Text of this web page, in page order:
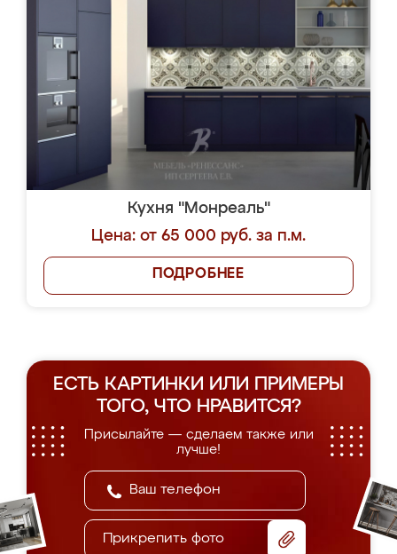
Кухня "Монреаль"
Цена: от 65 000 руб. за п.м.
ПОДРОБНЕЕ
ЕСТЬ КАРТИНКИ ИЛИ ПРИМЕРЫ
ТОГО, ЧТО НРАВИТСЯ?
Присылайте — сделаем также или
лучше!
Прикрепить фото